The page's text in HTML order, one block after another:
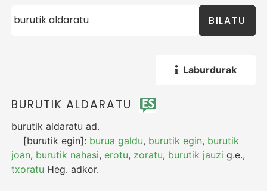
BILATU
Laburdurak
BURUTIK ALDARATU
burutik aldaratu ad.
[burutik egin]: burua galdu, burutik egin, burutik
joan, burutik nahasi,erotu, zoratu, burutik jauzi g.e.,
txoratu Heg. adkor.